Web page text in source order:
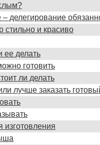
делегирование
стильно и красиво
ее делать
готовить
ли делать
лучше заказать